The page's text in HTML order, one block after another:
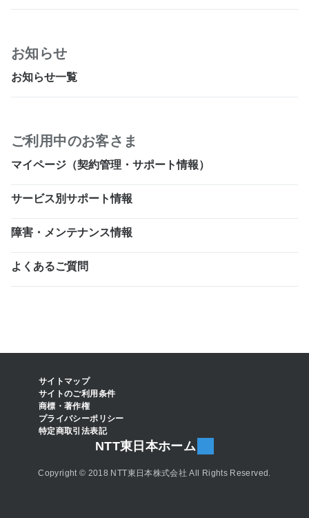
お知らせ
お知らせ一覧
ご利用中のお客さま
マイページ（契約管理・サポート情報）
サービス別サポート情報
障害・メンテナンス情報
よくあるご質問
サイトマップ
サイトのご利用条件
商標・著作権
プライバシーポリシー
特定商取引法表記
NTT東日本ホーム
Copyright © 2018 NTT東日本株式会社 All Rights Reserved.